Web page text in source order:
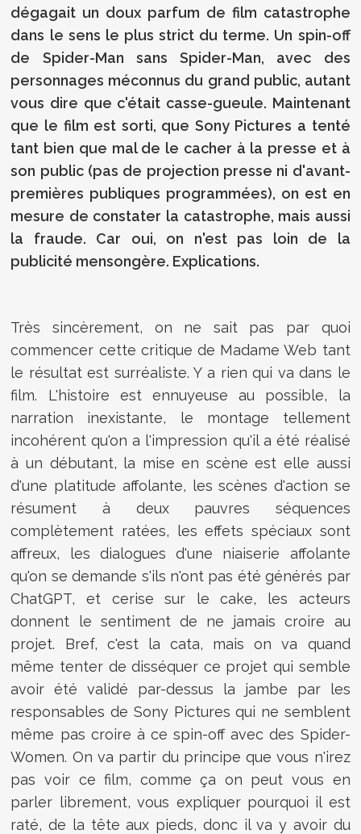
dégagait un doux parfum de film catastrophe
dans le sens le plus strict du terme. Un spin-off
de Spider-Man sans Spider-Man, avec des
personnages méconnus du grand public, autant
vous dire que c'était casse-gueule. Maintenant
que le film est sorti, que Sony Pictures a tenté
tant bien que mal de le cacher à la presse et à
son public (pas de projection presse ni d'avant-
premières publiques programmées), on est en
mesure de constater la catastrophe, mais aussi
la fraude. Car oui, on n'est pas loin de la
publicité mensongère. Explications.
Très sincèrement, on ne sait pas par quoi
commencer cette critique de Madame Web tant
le résultat est surréaliste. Y a rien qui va dans le
film. L'histoire est ennuyeuse au possible, la
narration inexistante, le montage tellement
incohérent qu'on a l'impression qu'il a été réalisé
à un débutant, la mise en scène est elle aussi
d'une platitude affolante, les scènes d'action se
résument à deux pauvres séquences
complètement ratées, les effets spéciaux sont
affreux, les dialogues d'une niaiserie affolante
qu'on se demande s'ils n'ont pas été générés par
ChatGPT, et cerise sur le cake, les acteurs
donnent le sentiment de ne jamais croire au
projet. Bref, c'est la cata, mais on va quand
même tenter de disséquer ce projet qui semble
avoir été validé par-dessus la jambe par les
responsables de Sony Pictures qui ne semblent
même pas croire à ce spin-off avec des Spider-
Women. On va partir du principe que vous n'irez
pas voir ce film, comme ça on peut vous en
parler librement, vous expliquer pourquoi il est
raté, de la tête aux pieds, donc il va y avoir du